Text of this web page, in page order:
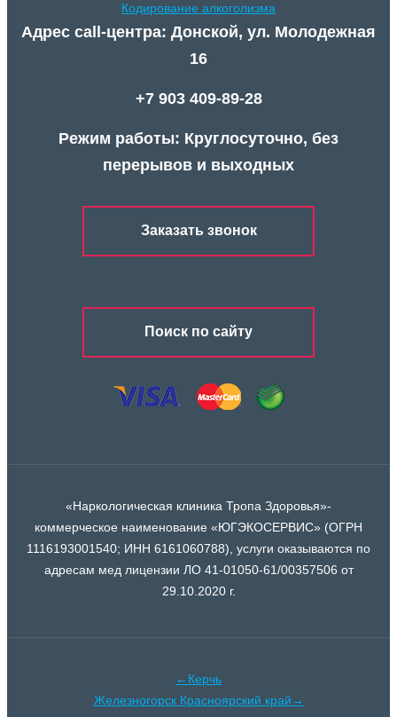
Кодирование алкоголизма
Адрес call-центра: Донской, ул. Молодежная
16
+7 903 409-89-28
Режим работы: Круглосуточно, без
перерывов и выходных
Заказать звонок
Поиск по сайту
«Наркологическая клиника Тропа Здоровья»-
коммерческое наименование «ЮГЭКОСЕРВИС» (ОГРН
1116193001540; ИНН 6161060788), услуги оказываются по
адресам мед лицензии ЛО 41-01050-61/00357506 от
29.10.2020 г.
←Керчь
Железногорск Красноярский край→